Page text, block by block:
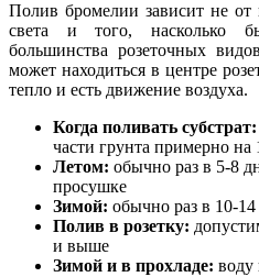
Полив бромелии зависит не от
света и того, насколько
большинства розеточных
может находиться в центре
тепло и есть движение воздуха.
Когда поливать субстрат:
части грунта примерно на
Летом: обычно раз в 5-8
просушке
Зимой: обычно раз в 10-
Полив в розетку:
и выше
Зимой и в прохладе: воду